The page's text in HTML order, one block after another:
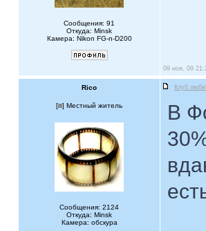
Сообщения: 91
Откуда: Minsk
Камера: Nikon FG-n-D200
09 ноя, 09
Rico Клуб
[ ] Местный житель
Сообщения: 2124
Откуда: Minsk
Камера: обскура
В